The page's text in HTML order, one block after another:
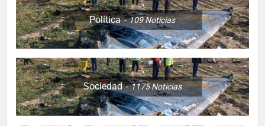
Política 109Noticias
Sociedad 1175Noticias